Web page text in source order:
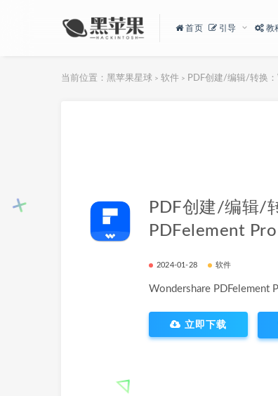
首页 引导 教
当前位置： 黑苹果星球 > 软件 > PDF创建/编辑/转换
PDF创建/编辑/
PDFelement
2024-01-28 软件
Wondershare PDFelement
立即下载